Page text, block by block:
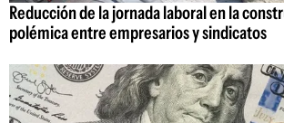
Reducción de la jornada laboral en la
polémica entre empresarios y sindicatos